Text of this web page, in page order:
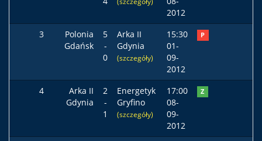
2012
3
Polonia
Gdańsk
5
-
0
Arka II
Gdynia
(szczegóły)
15:30
01-
09-
2012
P
4
Arka II
Gdynia
2
-
1
Energetyk
Gryfino
(szczegóły)
17:00
08-
09-
2012
Z